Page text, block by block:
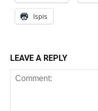
Ispis
LEAVE A REPLY